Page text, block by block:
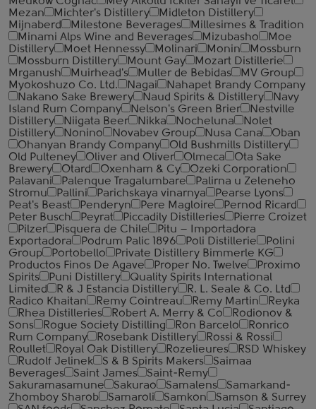
Mezan
Michter's Distillery
Midleton Distillery
Mijnaberd
Milestone Beverages
Millesimes & Tradition
Minami Alps Wine and Beverages
Mizubasho
Moe
Distillery
Moet Hennessy Molinari Monin
Mossburn
Mossburn Distillery
Mount Gay
Mozart Distillerie
Mrganush
Muirhead's Muller de Bebidas
MV Group
Myokoshuzo Co. Ltd.
Nagai
Nahapet Brandy Company
Nakano Sake Brewery
Naud Spirits & Distillery
Navy
Island Rum Company
Nelson's Green Brier
Nestville
Distillery
Niigata Beer Nikka Nocheluna
Nolet
Distillery
Nonino Novabev Group Nusa Cana
Oban
Ohanyan Brandy Company
Old Bushmills Distillery
Old Pulteney
Oliver and Oliver Olmeca
Ota Sake
Brewery
Otard Oxenham & Cy
Ozeki Corporation
Palavani
Palenque Tragalumbare
Palirna u Zeleneho
Stromu
Pallini Parichskaya vinarnya
Pearse Lyons
Peat's Beast
Penderyn Pere Magloire
Pernod Ricard
Peter Busch
Peyrat Piccadily Distilleries
Pierre Croizet
Pilzer
Pisquera de Chile
Pitu – Importadora
Exportadora
Podrum Palic 1896 Poli Distillerie
Polini
Group
Portobello
Private Distillery Bimmerle KG
Productos Finos De Agave
Proper No. Twelve
Proximo
Spirits
Puni Distillery
Quality Spirits International
Limited
R & J Estancia Distillery
R. L. Seale & Co. Ltd
Radico Khaitan
Remy Cointreau Remy Martin
Reyka
Rhea Distilleries
Robert A. Merry & Co
Rodionov &
Sons
Rogue Society Distilling Ron Barcelo
Ronrico
Rum Company
Rosebank Distillery
Rossi & Rossi
Roullet
Royal Oak Distillery Rozelieures
RSD Whiskey
Rudolf Jelinek
S & B Spirits Makers
Saimaa
Beverages
Saint James
Saint-Remy
Sakuramasamune
Sakurao Samalens
Samarkand-
Zhomboy Sharob
Samaroli Samkon
Samson & Surrey